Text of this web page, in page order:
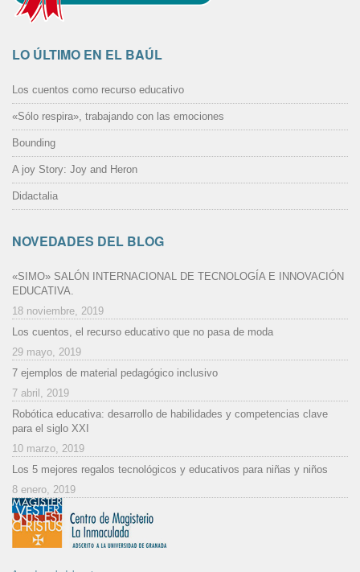
LO ÚLTIMO EN EL BAÚL
Los cuentos como recurso educativo
«Sólo respira», trabajando con las emociones
Bounding
A joy Story: Joy and Heron
Didactalia
NOVEDADES DEL BLOG
«SIMO» SALÓN INTERNACIONAL DE TECNOLOGÍA E INNOVACIÓN
EDUCATIVA.
18 noviembre, 2019
Los cuentos, el recurso educativo que no pasa de moda
29 mayo, 2019
7 ejemplos de material pedagógico inclusivo
7 abril, 2019
Robótica educativa: desarrollo de habilidades y competencias clave
para el siglo XXI
10 marzo, 2019
Los 5 mejores regalos tecnológicos y educativos para niñas y niños
8 enero, 2019